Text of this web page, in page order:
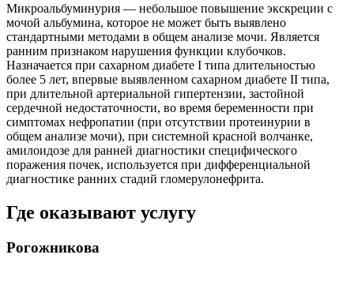
Микроальбуминурия — небольшое повышение экскреции с
мочой альбумина, которое не может быть выявлено
стандартными методами в общем анализе мочи. Является
ранним признаком нарушения функции клубочков.
Назначается при сахарном диабете I типа длительностью
более 5 лет, впервые выявленном сахарном диабете II типа,
при длительной артериальной гипертензии, застойной
сердечной недостаточности, во время беременности при
симптомах нефропатии (при отсутствии протеинурии в
общем анализе мочи), при системной красной волчанке,
амилоидозе для ранней диагностики специфического
поражения почек, используется при дифференциальной
диагностике ранних стадий гломерулонефрита.
Где оказывают услугу
Рогожникова